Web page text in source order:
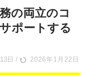
の両立のコ
ポートする
日 / 2026年1月22日